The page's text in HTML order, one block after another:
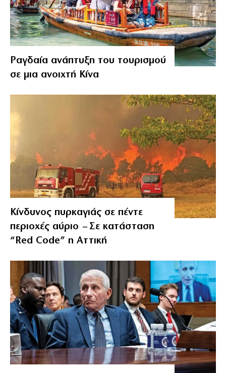
Ραγδαία ανάπτυξη του τουρισμού
σε μια ανοιχτή Κίνα
Κίνδυνος πυρκαγιάς σε πέντε
περιοχές αύριο – Σε κατάσταση
“Red Code” η Αττική